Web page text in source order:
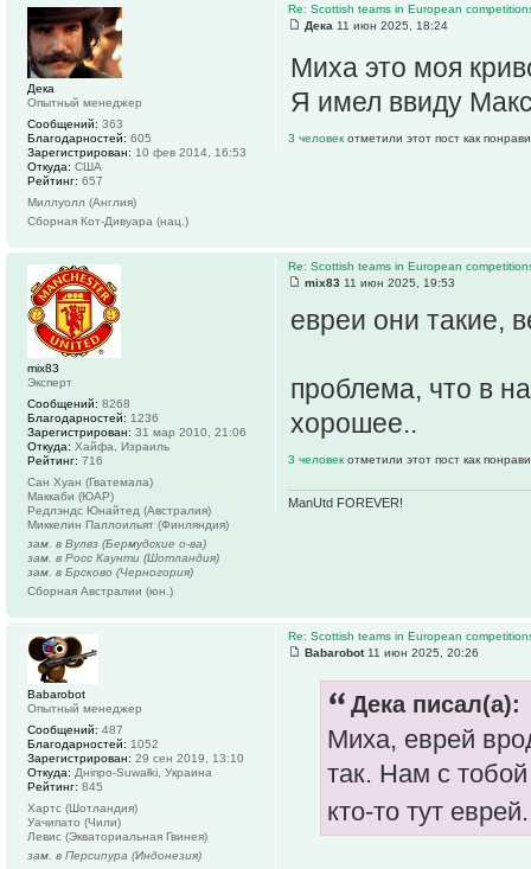
Re: Scottish teams in European
Дека 11 июн 2025, 18:24
Миха это моя
Я имел ввиду
3 человек отметили этот пост как
Дека
Опытный менеджер
Сообщений: 363
Благодарностей: 605
Зарегистрирован: 10 фев 2014, 16:53
Откуда: США
Рейтинг: 657
Миллуолл (Англия)
Сборная Кот-Дивуара (нац.)
Re: Scottish teams in European
mix83 11 июн 2025, 19:53
евреи они такие,
проблема, что в
хорошее..
3 человек отметили этот пост как
ManUtd FOREVER!
mix83
Эксперт
Сообщений: 8268
Благодарностей: 1236
Зарегистрирован: 31 мар 2010, 21:06
Откуда: Хайфа, Израиль
Рейтинг: 716
Сан Хуан (Гватемала)
Маккаби (ЮАР)
Редлэндс Юнайтед (Австралия)
Миккелин Паллоильят (Финляндия)
зам. в Вулвз (Бермудские о-ва)
зам. в Росс Каунти (Шотландия)
зам. в Брсково (Черногория)
Сборная Австралии (юн.)
Re: Scottish teams in European
Babarobot11 июн 2025, 20:26
Дека писал(а):
Миха, еврей
так. Нам с
кто-то тут
Babarobot
Опытный менеджер
Сообщений: 487
Благодарностей: 1052
Зарегистрирован: 29 сен 2019, 13:10
Откуда: Дніпро-Suwałki, Украина
Рейтинг: 845
Хартс (Шотландия)
Уачипато (Чили)
Левис (Экваториальная Гвинея)
зам. в Персипура (Индонезия)